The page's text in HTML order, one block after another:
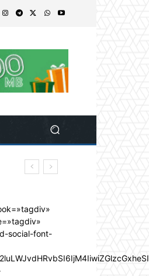
social-font-